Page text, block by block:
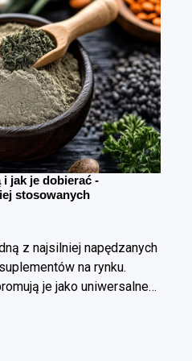
i jak je dobierać -
stosowanych
z najsilniej napędzanych
na rynku.
je jako uniwersalne
wyostrzenie
oraz wzmocnienie